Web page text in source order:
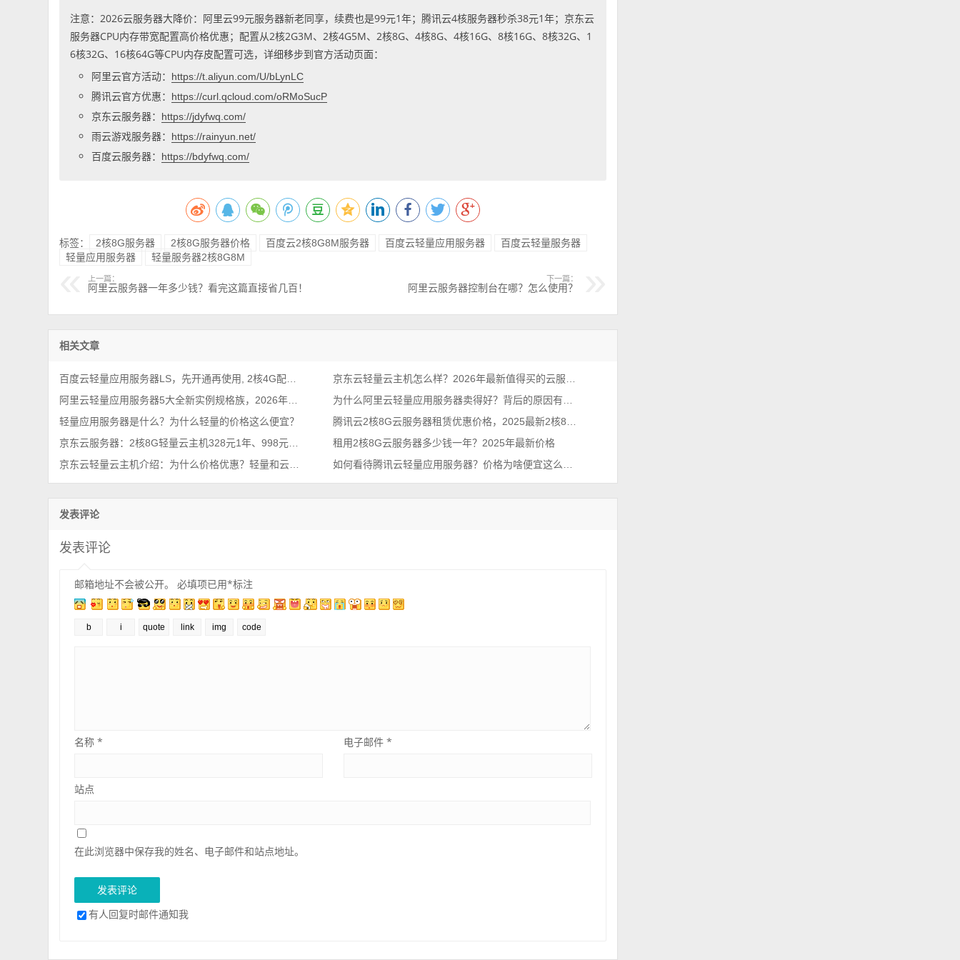
注意：2026云服务器大降价：阿里云99元服务器新老同享，续费也是99元1年；腾讯云4核服务器秒杀38元1年；京东云
服务器CPU内存带宽配置高价格优惠；配置从2核2G3M、2核4G5M、2核8G、4核8G、4核16G、8核16G、8核32G、1
6核32G、16核64G等CPU内存皮配置可选，详细移步到官方活动页面：
阿里云官方活动：
https://t.aliyun.com/U/bLynLC
腾讯云官方优惠： https://curl.qcloud.com/oRMoSucP
京东云服务器： https://jdyfwq.com/
雨云游戏服务器： https://rainyun.net/
百度云服务器： https://bdyfwq.com/
标签： 2核8G服务器 2核8G服务器价格 百度云2核8G8M服务器 百度云轻量应用服务器
百度云轻量服务器
轻量应用服务器
轻量服务器2核8G8M
上一篇：
阿里云服务器一年多少钱？看完这篇直接省几百！
下一篇：
阿里云服务器控制台在哪？怎么使用？
相关文章
百度云轻量应用服务器LS，先开通再使用, 2核4G配置9.9元1个月
京东云轻量云主机怎么样？2026年最新值得买的云服务器排行榜
阿里云轻量应用服务器5大全新实例规格族，2026年最新整理
为什么阿里云轻量应用服务器卖得好？背后的原因有哪些？
轻量应用服务器是什么？为什么轻量的价格这么便宜？
腾讯云2核8G云服务器租赁优惠价格，2025最新2核8G配置收费标准
京东云服务器：2核8G轻量云主机328元1年、998元三年，3M带宽
租用2核8G云服务器多少钱一年？2025年最新价格
京东云轻量云主机介绍：为什么价格优惠？轻量和云主机有啥区别？
如何看待腾讯云轻量应用服务器？价格为啥便宜这么多？
发表评论
发表评论
邮箱地址不会被公开。 必填项已用*标注
名称* 电子邮件 *
站点
在此浏览器中保存我的姓名、电子邮件和站点地址。
有人回复时邮件通知我